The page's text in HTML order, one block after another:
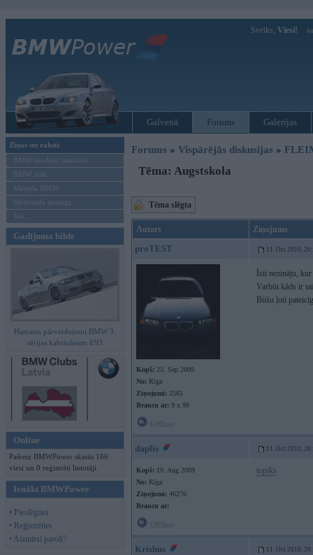
Sveiks, Viesi!
Galvenā Forums Galerijas
Ziņas un raksti
BMW modeļu jaunumi
BMW testi
Mēneša BMW
Sērijveida tūnings
Vel...
Gadījuma bilde
Hamann pārveidojumi BMW 3.
sērijas kabrioletam E93
Online
Pašreiz BMWPower skatās 166
viesi un 0 reģistrēti lietotāji.
Ienākt BMWPower
• Pieslēgties
• Reģistrēties
• Aizmirsi paroli?
Forums » Vispārējās diskusijas »
Tēma: Augstskola
Tēma slēgta
Autors Ziņojums
proTEST 11. Oct 2010,
Kopš: 23. Sep 2009
No: Rīga
Ziņojumi: 2561
Braucu ar: 9 x 99
Īsti nezināju,
Varbūt kāds ir
Būšu ļoti
daplis 11. Oct 2010,
Kopš: 19. Aug 2009
No: Rīga
Ziņojumi: 46276
Braucu ar:
topiks
Krishus 11. Oct 2010,